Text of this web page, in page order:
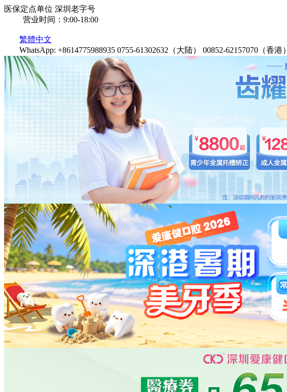
医保定点单位 深圳老字号
营业时间：9:00-18:00
繁體中文
WhatsApp: +8614775988935 0755-61302632（大陆） 00852-62157070（香港）